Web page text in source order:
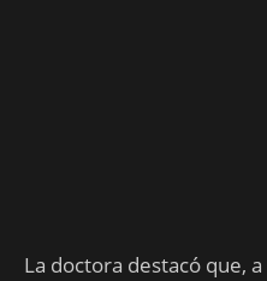
La doctora destacó que,